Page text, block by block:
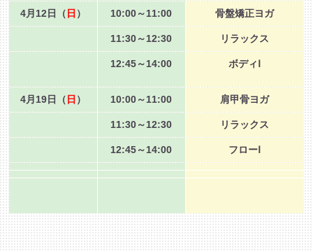
4月12日（ 日 ） 10:00～11:00 骨盤矯正ヨガ
11:30～12:30 リラックス
12:45～14:00 ボディⅠ
4月19日（ 日 ） 10:00～11:00 肩甲骨ヨガ
11:30～12:30 リラックス
12:45～14:00 フローⅠ